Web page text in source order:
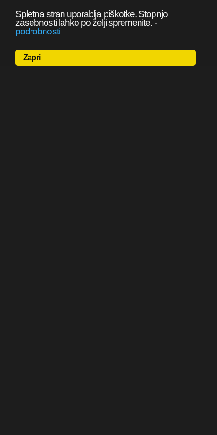
Spletna stran uporablja piškotke. Stopnjo
zasebnosti lahko po želji spremenite. -
podrobnosti
Zapri